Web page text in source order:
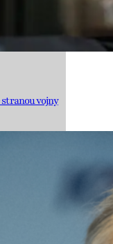
stranou vojny